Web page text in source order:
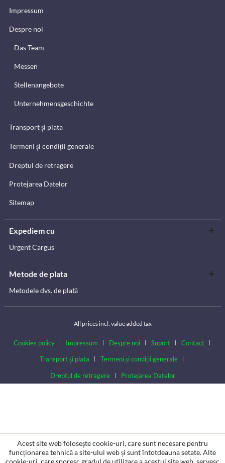
Impressum
Despre noi
Das Team
Messen
Stellenangebote
Unternehmensgeschichte
Transport și plata
Termeni și condiții generale
Dreptul de retragere
Protejarea Datelor
Sitemap
Expediem cu
Urgent Cargus
Metode de plata
Metodele dvs. de plată
All prices incl. value added tax
Cookies policy Impressum Despre noi Suport
Contact
Transport și plata
Termeni și condiții generale
Dreptul de retragere Protejarea Datelor
Acest site web folosește cookie-uri, care sunt necesare pentru
funcționarea tehnică a site-ului web și sunt întotdeauna setate. Alte
cookie-uri, care sporesc gradul de utilizare a acestui site web, servesc